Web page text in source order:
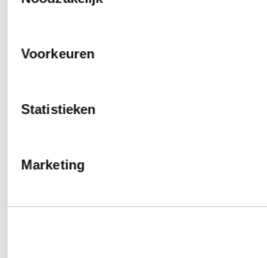
Voorkeuren
Statistieken
Marketing